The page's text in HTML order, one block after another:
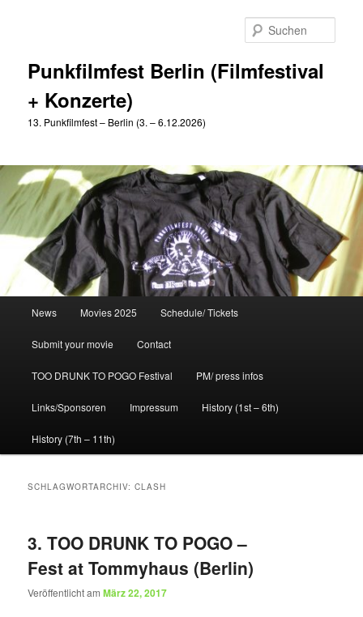
Punkfilmfest Berlin (Filmfestival
+ Konzerte)
13. Punkfilmfest – Berlin (3. – 6.12.2026)
News Movies 2025 Schedule/ Tickets
Submit your movie Contact
TOO DRUNK TO POGO Festival PM/ press infos
Links/Sponsoren Impressum History (1st – 6th)
History (7th – 11th)
SCHLAGWORTARCHIV:CLASH
3. TOO DRUNK TO POGO –
Fest at Tommyhaus (Berlin)
Veröffentlicht amMärz 22, 2017